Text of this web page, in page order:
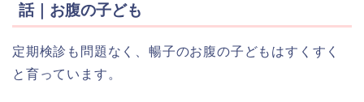
話｜お腹の子ども
定期検診も問題なく、暢子のお腹の子どもはすくすく
と育っています。